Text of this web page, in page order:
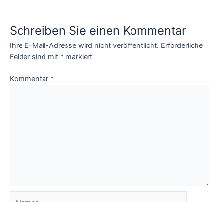
forward
Schreiben Sie einen Kommentar
Ihre E-Mail-Adresse wird nicht veröffentlicht. Erforderliche
Felder sind mit * markiert
Kommentar *